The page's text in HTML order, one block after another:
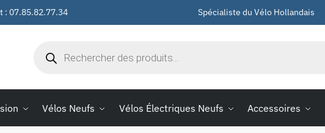
: 07.85.82.77.34 Spécialiste du Vélo Hollandais
Vélos Neufs Vélos Électriques Neufs Accessoires